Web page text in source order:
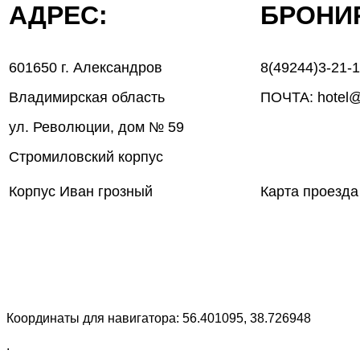
АДРЕС:
601650 г. Александров
Владимирская область
ул. Революции, дом № 59
Стромиловский корпус
Корпус Иван грозный
8(49244)3-21-
ПОЧТА:
Карта
Координаты для навигатора: 56.401095, 38.726948
.